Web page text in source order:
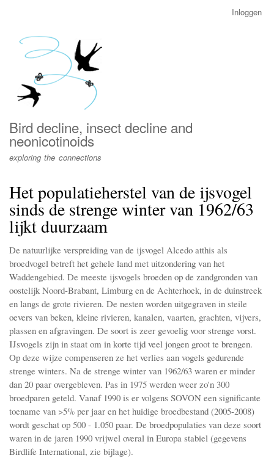
menu
Inloggen
Bird decline, insect decline and
neonicotinoids
exploring the connections
Het populatieherstel van de ijsvogel
sinds de strenge winter van 1962/63
lijkt duurzaam
De natuurlijke verspreiding van de ijsvogel Alcedo atthis als
broedvogel betreft het gehele land met uitzondering van het
Waddengebied. De meeste ijsvogels broeden op de zandgronden van
oostelijk Noord-Brabant, Limburg en de Achterhoek, in de duinstreek
en langs de grote rivieren. De nesten worden uitgegraven in steile
oevers van beken, kleine rivieren, kanalen, vaarten, grachten, vijvers,
plassen en afgravingen. De soort is zeer gevoelig voor strenge vorst.
IJsvogels zijn in staat om in korte tijd veel jongen groot te brengen.
Op deze wijze compenseren ze het verlies aan vogels gedurende
strenge winters. Na de strenge winter van 1962/63 waren er minder
dan 20 paar overgebleven. Pas in 1975 werden weer zo'n 300
broedparen geteld. Vanaf 1990 is er volgens SOVON een significante
toename van >5% per jaar en het huidige broedbestand (2005-2008)
wordt geschat op 500 - 1.050 paar. De broedpopulaties van deze soort
waren in de jaren 1990 vrijwel overal in Europa stabiel (gegevens
Birdlife International, zie bijlage).